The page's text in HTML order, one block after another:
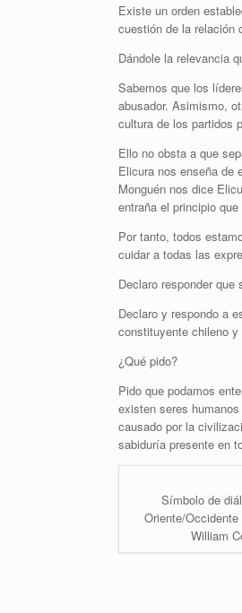
Existe un orden
cuestión de la relación
Dándole la relevancia
Sabemos que los
abusador. Asimismo,
cultura de los partidos
Ello no obsta a que
Elicura nos enseña de
Monguén nos dice
entraña el principio
Por tanto, todos
cuidar a todas las
Declaro responder que
Declaro y respondo a
constituyente chileno
¿Qué pido?
Pido que podamos
existen seres
causado por la
sabiduría presente en
Símbolo de
Oriente/
William